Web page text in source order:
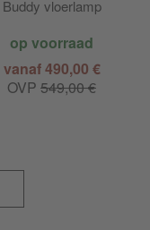
Buddy vloerlamp
op voorraad
vanaf 490,00 €
OVP 549,00 €